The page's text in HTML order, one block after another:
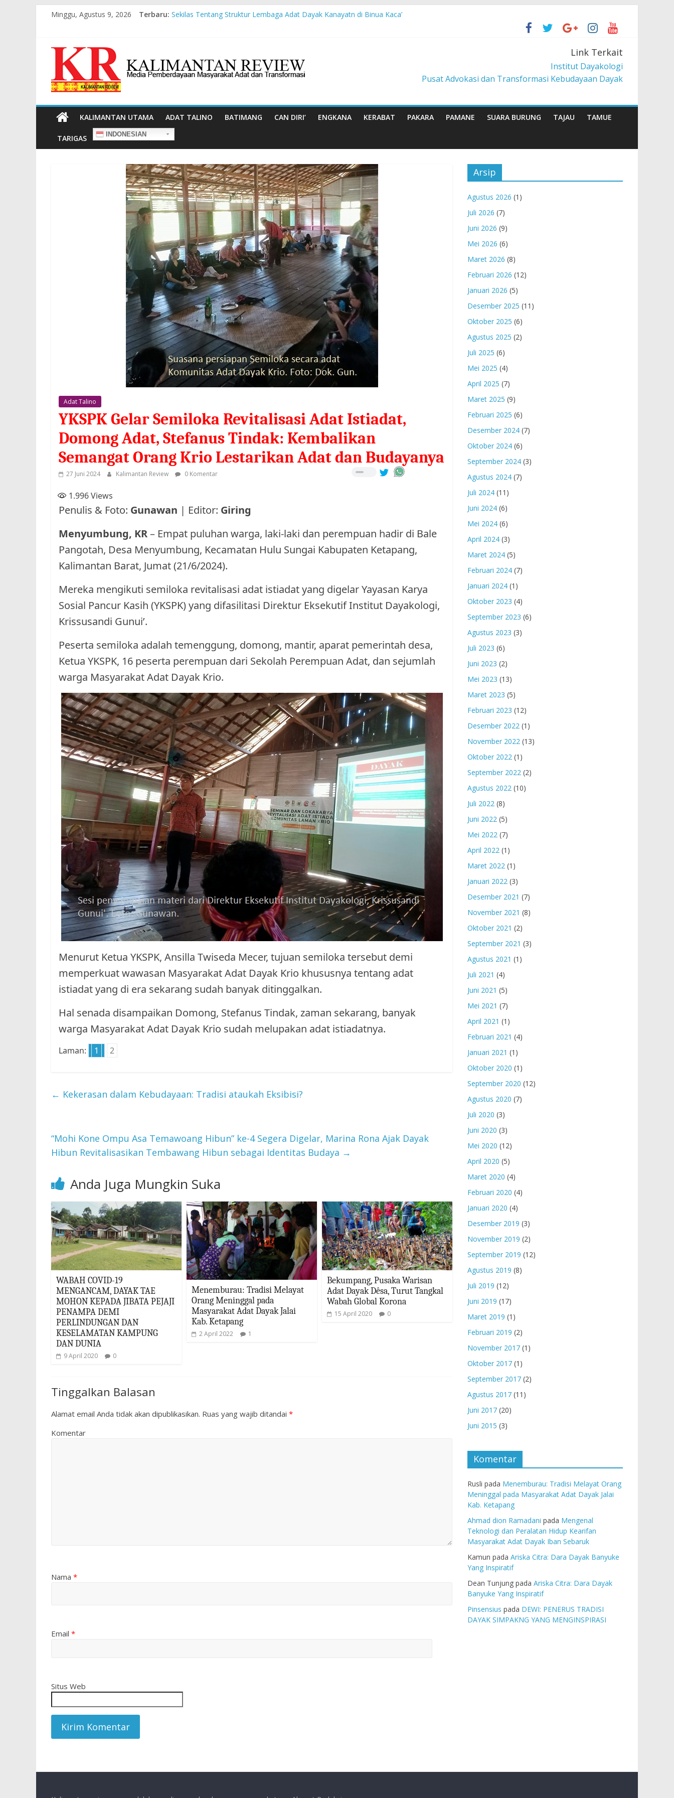
Minggu, Agustus 9, 2026 Terbaru: Sekilas Tentang Struktur Lembaga Adat Dayak Kanayatn di Binua Kaca’
Liawandira: Menenun Masa Depan Dayak Iban dari Lauk Rugun, Ketemenggungan Jalai Lintang
Link Terkait
Institut Dayakologi
Pusat Advokasi dan Transformasi Kebudayaan Dayak
KALIMANTAN UTAMA ADAT TALINO BATIMANG CAN DIRI’ ENGKANA KERABAT PAKARA PAMANE SUARA BURUNG TAJAU TAMUE
TARIGAS INDONESIAN
Adat Talino
YKSPK Gelar Semiloka Revitalisasi Adat Istiadat,
Domong Adat, Stefanus Tindak: Kembalikan
Semangat Orang Krio Lestarikan Adat dan Budayanya
27 Juni 2024 Kalimantan Review 0 Komentar
1.996Views
Penulis & Foto: Gunawan | Editor: Giring
Menyumbung, KR– Empat puluhan warga, laki-laki dan perempuan hadir di Bale
Pangotah, Desa Menyumbung, Kecamatan Hulu Sungai Kabupaten Ketapang,
Kalimantan Barat, Jumat (21/6/2024).
Mereka mengikuti semiloka revitalisasi adat istiadat yang digelar Yayasan Karya
Sosial Pancur Kasih (YKSPK) yang difasilitasi Direktur Eksekutif Institut Dayakologi,
Krissusandi Gunui’.
Peserta semiloka adalah temenggung, domong, mantir, aparat pemerintah desa,
Ketua YKSPK, 16 peserta perempuan dari Sekolah Perempuan Adat, dan sejumlah
warga Masyarakat Adat Dayak Krio.
Menurut Ketua YKSPK, Ansilla Twiseda Mecer, tujuan semiloka tersebut demi
memperkuat wawasan Masyarakat Adat Dayak Krio khususnya tentang adat
istiadat yang di era sekarang sudah banyak ditinggalkan.
Hal senada disampaikan Domong, Stefanus Tindak, zaman sekarang, banyak
warga Masyarakat Adat Dayak Krio sudah melupakan adat istiadatnya.
Laman: 1 2
← Kekerasan dalam Kebudayaan: Tradisi ataukah Eksibisi?
“Mohi Kone Ompu Asa Temawoang Hibun” ke-4 Segera Digelar, Marina Rona Ajak Dayak
Hibun Revitalisasikan Tembawang Hibun sebagai Identitas Budaya →
Anda Juga Mungkin Suka
WABAH COVID-19
MENGANCAM, DAYAK TAE
MOHON KEPADA JIBATA PEJAJI
PENAMPA DEMI
PERLINDUNGAN DAN
KESELAMATAN KAMPUNG
DAN DUNIA
9 April 2020 0
Menemburau: Tradisi Melayat
Orang Meninggal pada
Masyarakat Adat Dayak Jalai
Kab. Ketapang
2 April 2022 1
Bekumpang, Pusaka Warisan
Adat Dayak Dêsa, Turut Tangkal
Wabah Global Korona
15 April 2020 0
Tinggalkan Balasan
Alamat email Anda tidak akan dipublikasikan. Ruas yang wajib ditandai *
Komentar
Nama *
Email *
Situs Web
Arsip
Agustus 2026 (1)
Juli 2026 (7)
Juni 2026 (9)
Mei 2026 (6)
Maret 2026 (8)
Februari 2026 (12)
Januari 2026 (5)
Desember 2025 (11)
Oktober 2025 (6)
Agustus 2025 (2)
Juli 2025 (6)
Mei 2025 (4)
April 2025 (7)
Maret 2025 (9)
Februari 2025 (6)
Desember 2024 (7)
Oktober 2024 (6)
September 2024 (3)
Agustus 2024 (7)
Juli 2024 (11)
Juni 2024 (6)
Mei 2024 (6)
April 2024 (3)
Maret 2024 (5)
Februari 2024 (7)
Januari 2024 (1)
Oktober 2023 (4)
September 2023 (6)
Agustus 2023 (3)
Juli 2023 (6)
Juni 2023 (2)
Mei 2023 (13)
Maret 2023 (5)
Februari 2023 (12)
Desember 2022 (1)
November 2022 (13)
Oktober 2022 (1)
September 2022 (2)
Agustus 2022 (10)
Juli 2022 (8)
Juni 2022 (5)
Mei 2022 (7)
April 2022 (1)
Maret 2022 (1)
Januari 2022 (3)
Desember 2021 (7)
November 2021 (8)
Oktober 2021 (2)
September 2021 (3)
Agustus 2021 (1)
Juli 2021 (4)
Juni 2021 (5)
Mei 2021 (7)
April 2021 (1)
Februari 2021 (4)
Januari 2021 (1)
Oktober 2020 (1)
September 2020 (12)
Agustus 2020 (7)
Juli 2020 (3)
Juni 2020 (3)
Mei 2020 (12)
April 2020 (5)
Maret 2020 (4)
Februari 2020 (4)
Januari 2020 (4)
Desember 2019 (3)
November 2019 (2)
September 2019 (12)
Agustus 2019 (8)
Juli 2019 (12)
Juni 2019 (17)
Maret 2019 (1)
Februari 2019 (2)
November 2017 (1)
Oktober 2017 (1)
September 2017 (2)
Agustus 2017 (11)
Juni 2017 (20)
Juni 2015 (3)
Komentar
Rusli pada Menemburau: Tradisi Melayat Orang
Meninggal pada Masyarakat Adat Dayak Jalai
Kab. Ketapang
Ahmad dion Ramadani pada Mengenal
Teknologi dan Peralatan Hidup Kearifan
Masyarakat Adat Dayak Iban Sebaruk
Kamun pada Ariska Citra: Dara Dayak Banyuke
Yang Inspiratif
Dean Tunjung pada Ariska Citra: Dara Dayak
Banyuke Yang Inspiratif
Pinsensius pada DEWI: PENERUS TRADISI
DAYAK SIMPAKNG YANG MENGINSPIRASI